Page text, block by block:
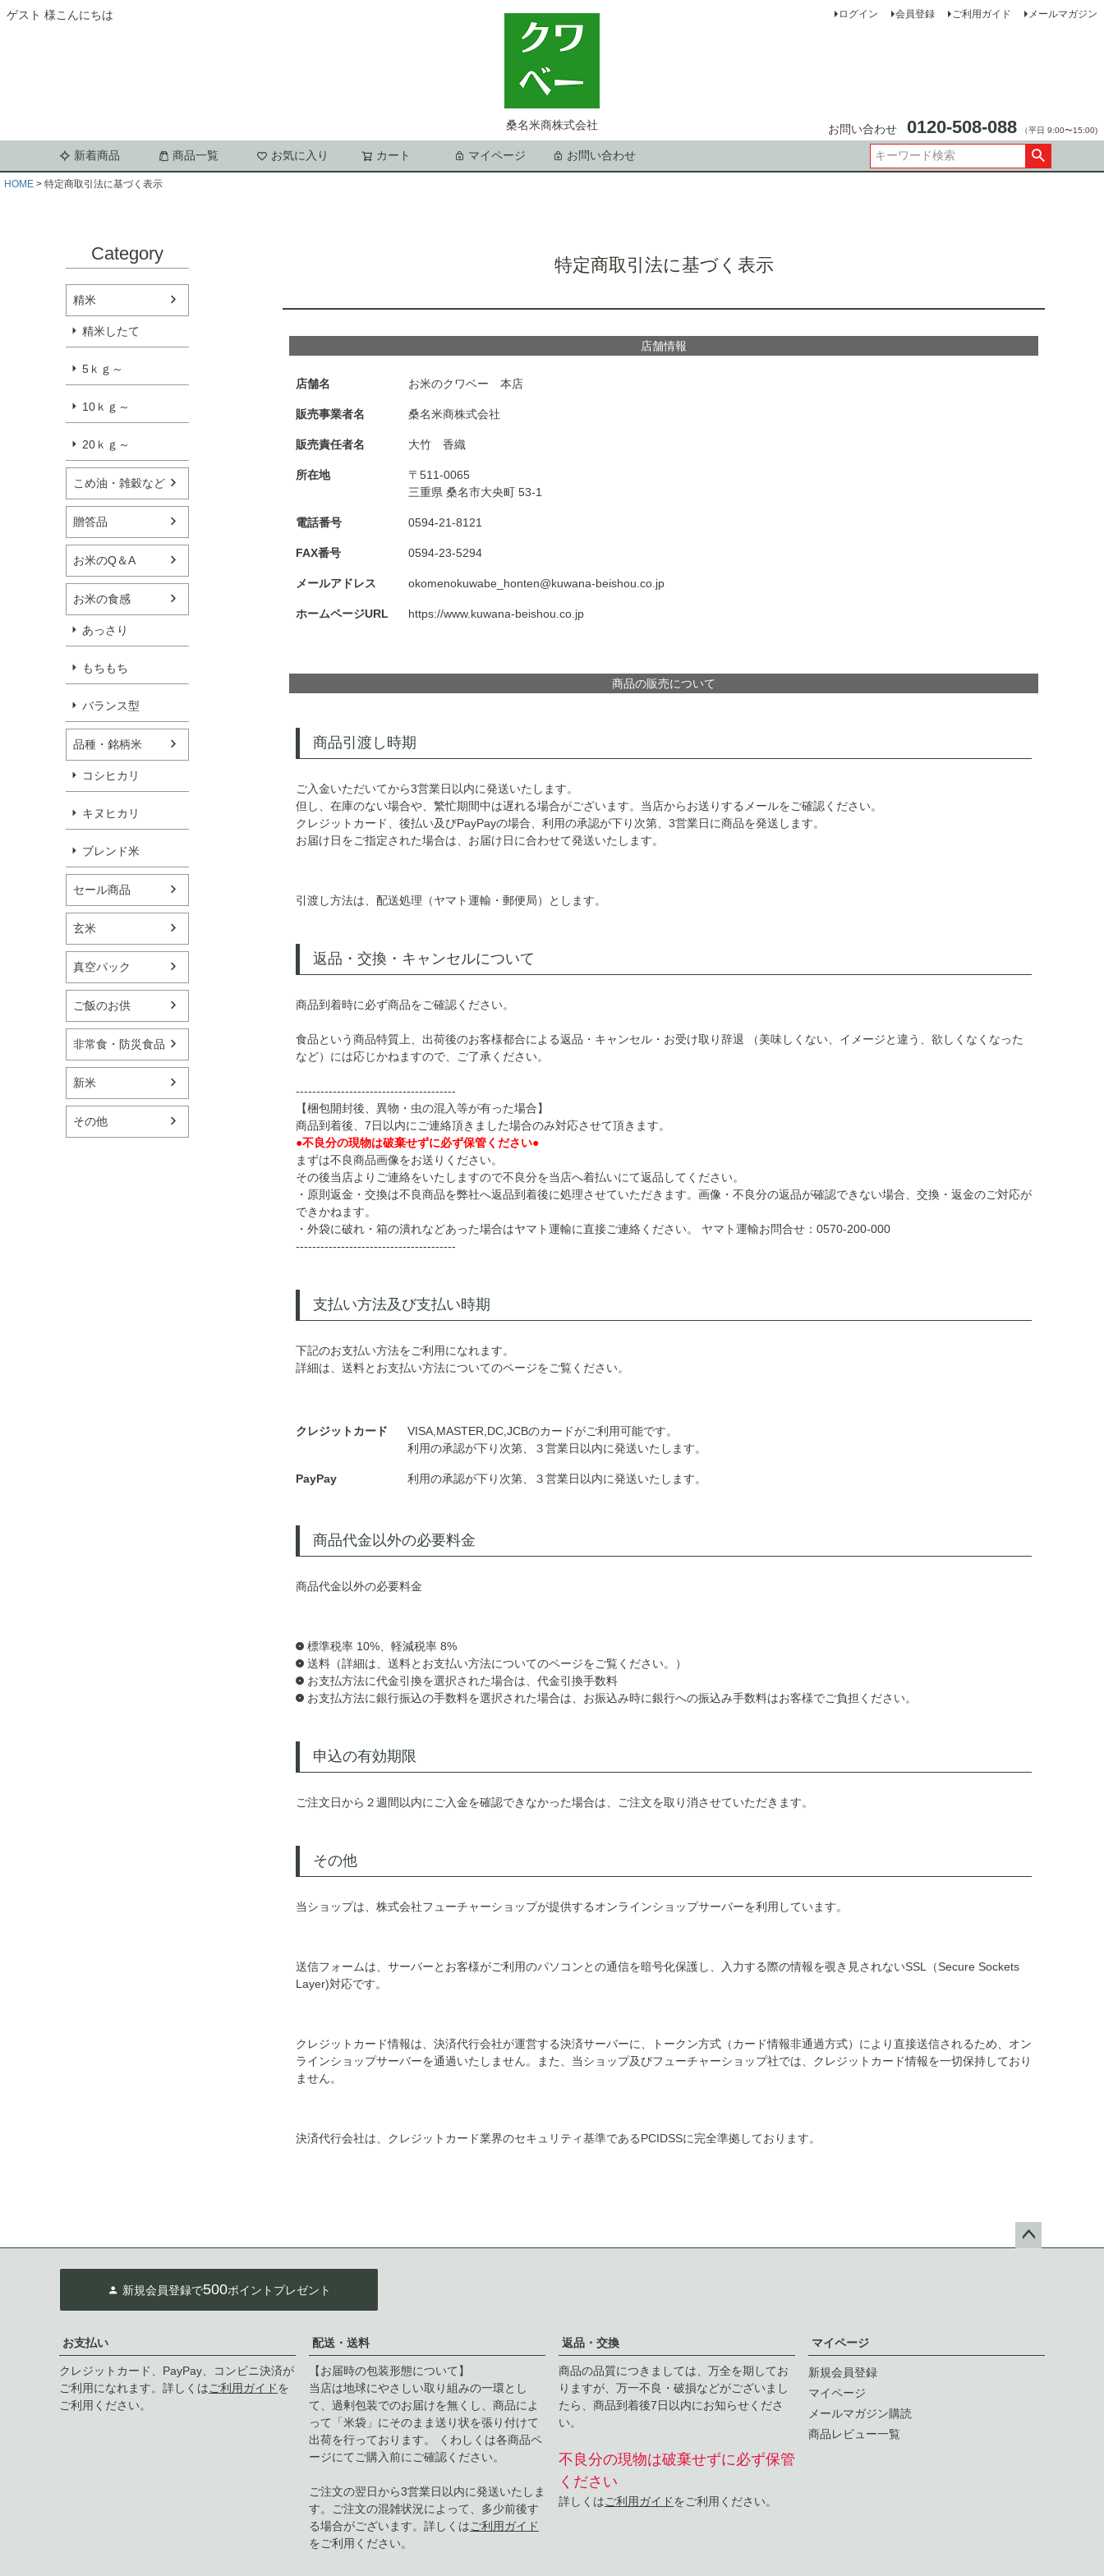
ゲスト 様こんにちは
桑名米商株式会社
ログイン 会員登録 ご利用ガイド メールマガジン
お問い合わせ 0120-508-088 （平日 9:00〜15:00)
新着商品 商品一覧 お気に入り カート マイページ お問い合わせ
検索
HOME 特定商取引法に基づく表示
Category
精米
精米したて
5ｋｇ～
10ｋｇ～
20ｋｇ～
こめ油・雑穀など
贈答品
お米のQ＆A
お米の食感
あっさり
もちもち
バランス型
品種・銘柄米
コシヒカリ
キヌヒカリ
ブレンド米
セール商品
玄米
真空パック
ご飯のお供
非常食・防災食品
新米
その他
特定商取引法に基づく表示
店舗情報
店舗名 お米のクワベー 本店
販売事業者名 桑名米商株式会社
販売責任者名 大竹 香織
所在地
〒511-0065
三重県 桑名市大央町 53-1
電話番号 0594-21-8121
FAX番号 0594-23-5294
メールアドレス okomenokuwabe_honten@kuwana-beishou.co.jp
ホームページURL https://www.kuwana-beishou.co.jp
商品の販売について
商品引渡し時期
ご入金いただいてから3営業日以内に発送いたします。
但し、在庫のない場合や、繁忙期間中は遅れる場合がございます。当店からお送りするメールをご確認ください。
クレジットカード、後払い及びPayPayの場合、利用の承認が下り次第、3営業日に商品を発送します。
お届け日をご指定された場合は、お届け日に合わせて発送いたします。
引渡し方法は、配送処理（ヤマト運輸・郵便局）とします。
返品・交換・キャンセルについて
商品到着時に必ず商品をご確認ください。
食品という商品特質上、出荷後のお客様都合による返品・キャンセル・お受け取り辞退 （美味しくない、イメージと違う、欲しくなくなった
など）には応じかねますので、ご了承ください。
---------------------------------------
【梱包開封後、異物・虫の混入等が有った場合】
商品到着後、7日以内にご連絡頂きました場合のみ対応させて頂きます。
●不良分の現物は破棄せずに必ず保管ください●
まずは不良商品画像をお送りください。
その後当店よりご連絡をいたしますので不良分を当店へ着払いにて返品してください。
・原則返金・交換は不良商品を弊社へ返品到着後に処理させていただきます。画像・不良分の返品が確認できない場合、交換・返金のご対応が
できかねます。
・外袋に破れ・箱の潰れなどあった場合はヤマト運輸に直接ご連絡ください。 ヤマト運輸お問合せ：0570-200-000
---------------------------------------
支払い方法及び支払い時期
下記のお支払い方法をご利用になれます。
詳細は、送料とお支払い方法についてのページをご覧ください。
クレジットカード
VISA,MASTER,DC,JCBのカードがご利用可能です。
利用の承認が下り次第、３営業日以内に発送いたします。
PayPay 利用の承認が下り次第、３営業日以内に発送いたします。
商品代金以外の必要料金
商品代金以外の必要料金
標準税率 10%、軽減税率 8%
送料（詳細は、送料とお支払い方法についてのページをご覧ください。）
お支払方法に代金引換を選択された場合は、代金引換手数料
お支払方法に銀行振込の手数料を選択された場合は、お振込み時に銀行への振込み手数料はお客様でご負担ください。
申込の有効期限
ご注文日から２週間以内にご入金を確認できなかった場合は、ご注文を取り消させていただきます。
その他
当ショップは、株式会社フューチャーショップが提供するオンラインショップサーバーを利用しています。
送信フォームは、サーバーとお客様がご利用のパソコンとの通信を暗号化保護し、入力する際の情報を覗き見されないSSL（Secure Sockets
Layer)対応です。
クレジットカード情報は、決済代行会社が運営する決済サーバーに、トークン方式（カード情報非通過方式）により直接送信されるため、オン
ラインショップサーバーを通過いたしません。また、当ショップ及びフューチャーショップ社では、クレジットカード情報を一切保持しており
ません。
決済代行会社は、クレジットカード業界のセキュリティ基準であるPCIDSSに完全準拠しております。
新規会員登録で500ポイントプレゼント
お支払い
クレジットカード、PayPay、コンビニ決済が
ご利用になれます。詳しくはご利用ガイドを
ご利用ください。
配送・送料
【お届時の包装形態について】
当店は地球にやさしい取り組みの一環とし
て、過剰包装でのお届けを無くし、商品によ
って「米袋」にそのまま送り状を張り付けて
出荷を行っております。 くわしくは各商品ペ
ージにてご購入前にご確認ください。
ご注文の翌日から3営業日以内に発送いたしま
す。ご注文の混雑状況によって、多少前後す
る場合がございます。詳しくはご利用ガイド
をご利用ください。
返品・交換
商品の品質につきましては、万全を期してお
りますが、万一不良・破損などがございまし
たら、商品到着後7日以内にお知らせくださ
い。
不良分の現物は破棄せずに必ず保管
ください
詳しくはご利用ガイドをご利用ください。
マイページ
新規会員登録
マイページ
メールマガジン購読
商品レビュー一覧